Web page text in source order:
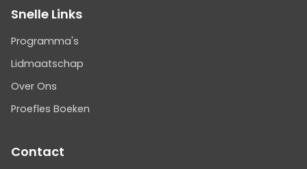
Snelle Links
Programma's
Lidmaatschap
Over Ons
Proefles Boeken
Contact